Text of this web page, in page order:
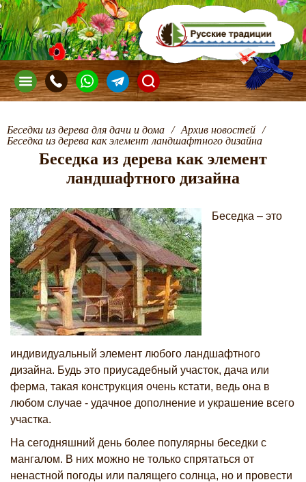
Беседки из дерева для дачи и дома / Архив новостей /
Беседка из дерева как элемент ландшафтного дизайна
Беседка из дерева как элемент
ландшафтного дизайна
Беседка – это
индивидуальный элемент любого ландшафтного
дизайна. Будь это приусадебный участок, дача или
ферма, такая конструкция очень кстати, ведь она в
любом случае - удачное дополнение и украшение всего
участка.
На сегодняшний день более популярны беседки с
мангалом. В них можно не только спрятаться от
ненастной погоды или палящего солнца, но и провести